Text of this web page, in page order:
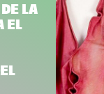
LA
EL